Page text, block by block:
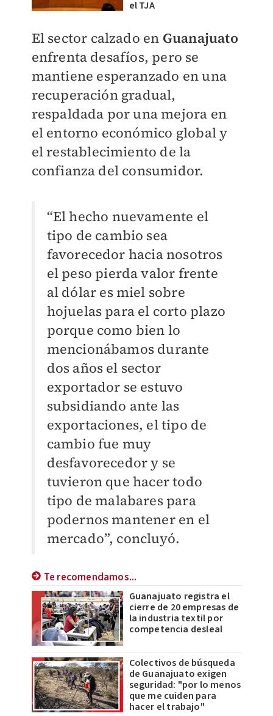
el TJA
El sector calzado en Guanajuato
enfrenta desafíos, pero se
mantiene esperanzado en una
recuperación gradual,
respaldada por una mejora en
el entorno económico global y
el restablecimiento de la
confianza del consumidor.
“El hecho nuevamente el
tipo de cambio sea
favorecedor hacia nosotros
el peso pierda valor frente
al dólar es miel sobre
hojuelas para el corto plazo
porque como bien lo
mencionábamos durante
dos años el sector
exportador se estuvo
subsidiando ante las
exportaciones, el tipo de
cambio fue muy
desfavorecedor y se
tuvieron que hacer todo
tipo de malabares para
podernos mantener en el
mercado”, concluyó.
Te recomendamos...
Guanajuato registra el
cierre de 20 empresas de
la industria textil por
competencia desleal
Colectivos de búsqueda
de Guanajuato exigen
seguridad: "por lo menos
que me cuiden para
hacer el trabajo"